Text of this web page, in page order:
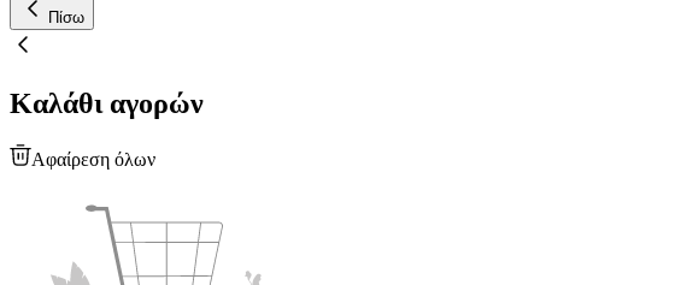
Πίσω
Καλάθι αγορών
Αφαίρεση όλων